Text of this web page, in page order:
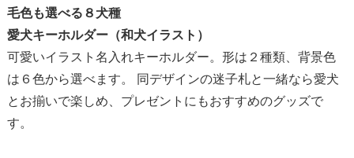
毛色も選べる８犬種
愛犬キーホルダー（和犬イラスト）
可愛いイラスト名入れキーホルダー。形は２種類、背景色
は６色から選べます。
同デザインの迷子札と一緒なら愛犬
とお揃いで楽しめ、プレゼントにもおすすめのグッズで
す。